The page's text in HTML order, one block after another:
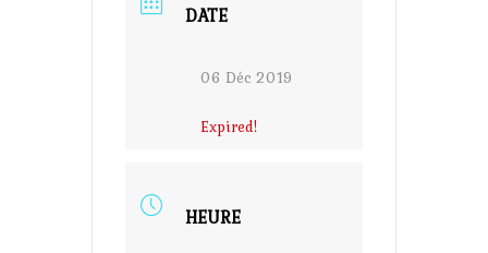
DATE
06 Déc 2019
Expired!
HEURE